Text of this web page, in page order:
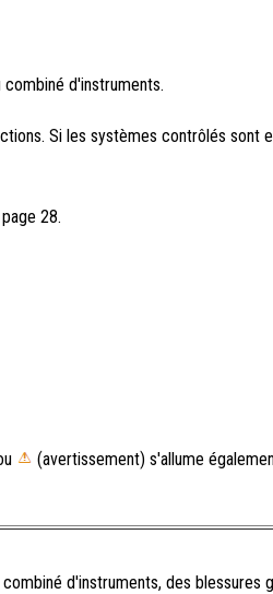
d'instruments.
Si les systèmes contrôlés sont
28.
(avertissement) s'allume
d'instruments, des blessures